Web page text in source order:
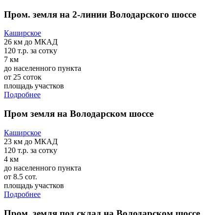
Пром. земля на 2-линии Володарского шоссе
Каширское
26 км до МКАД
120 т.р. за сотку
7 км
до населенного пункта
от 25 соток
площадь участков
Подробнее
Пром земля на Володарском шоссе
Каширское
23 км до МКАД
120 т.р. за сотку
4 км
до населенного пункта
от 8.5 сот.
площадь участков
Подробнее